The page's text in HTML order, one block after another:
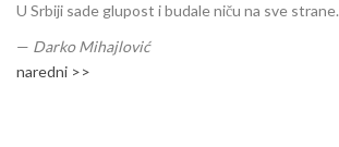
U Srbiji sade glupost i budale niču na sve strane.
— Darko Mihajlović
naredni >>